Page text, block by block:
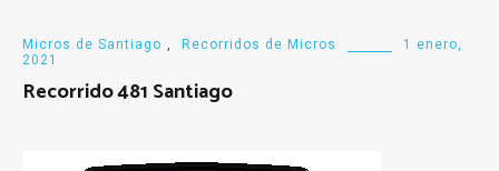
Micros de Santiago , Recorridos de Micros
1 enero,
2021
Recorrido 481 Santiago